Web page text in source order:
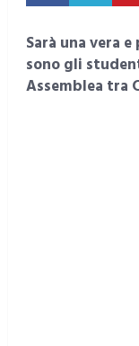
Sarà una vera
sono gli
Assemblea tra